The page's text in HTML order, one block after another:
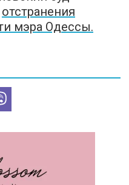
отстранения
мэра Одессы.